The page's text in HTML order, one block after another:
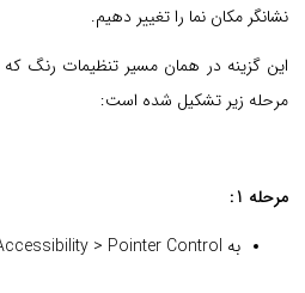
نشانگر مکان نما را تغییر دهیم.
این گزینه در همان مسیر تنظیمات رنگ که
مرحله زیر تشکیل شده است:
مرحله 1:
به Settings > Accessibility > Pointer Control بروید.